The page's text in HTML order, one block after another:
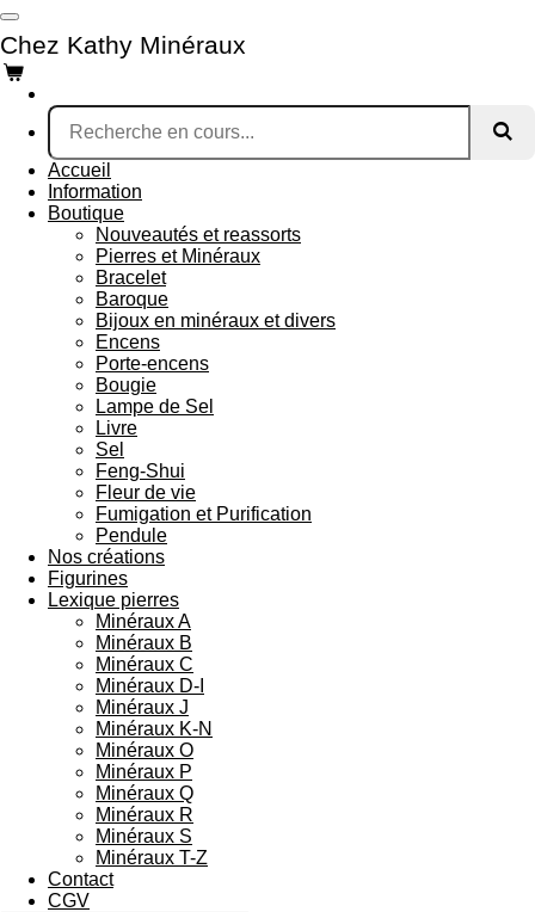
Passer
au
contenu
principal
Chez Kathy Minéraux
Accueil
Information
Boutique
Nouveautés et reassorts
Pierres et Minéraux
Bracelet
Baroque
Bijoux en minéraux et divers
Encens
Porte-encens
Bougie
Lampe de Sel
Livre
Sel
Feng-Shui
Fleur de vie
Fumigation et Purification
Pendule
Nos créations
Figurines
Lexique pierres
Minéraux A
Minéraux B
Minéraux C
Minéraux D-I
Minéraux J
Minéraux K-N
Minéraux O
Minéraux P
Minéraux Q
Minéraux R
Minéraux S
Minéraux T-Z
Contact
CGV